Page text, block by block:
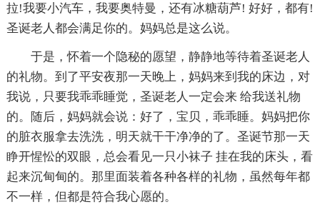
拉!我要小汽车，我要奥特曼，还有冰糖葫芦! 好好，都有!
圣诞老人都会满足你的。妈妈总是这么说。
于是，怀着一个隐秘的愿望，静静地等待着圣诞老人
的礼物。到了平安夜那一天晚上，妈妈来到我的床边，对
我说，只要我乖乖睡觉，圣诞老人一定会来 给我送礼物
的。随后，妈妈就会说：好了，宝贝，乖乖睡。妈妈把你
的脏衣服拿去洗洗，明天就干干净净的了。圣诞节那一天
睁开惺忪的双眼，总会看见一只小袜子 挂在我的床头，看
起来沉甸甸的。那里面装着各种各样的礼物，虽然每年都
不一样，但都是符合我心愿的。